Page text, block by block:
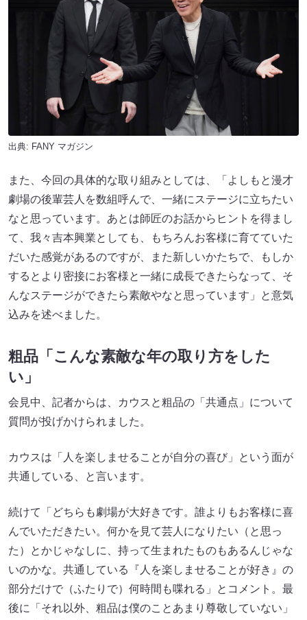
出典: FANY マガジン
また、今回の具体的な取り組みとしては、「よしもと漫才
劇場の後輩芸人を数組呼んで、一緒にステージに立ちたい
なと思っています。あとは師匠のお話からヒントを得まし
て、我々吉本興業としても、もちろんお客様に育てていた
だいた感覚があるのですが、また新しいかたちで、もしか
するとより密接にお客様と一緒に成長できたらなって、そ
んなステージができたら素敵やなと思っています」と意気
込みを述べました。
粗品「こんな素敵な年の取り方をした
い」
会見中、記者からは、カウスと粗品の「共通点」について
質問が投げかけられました。
カウスは「人を楽しませることが自分の喜び」という面が
共通している、と言います。
続けて「どちらも劇場が大好きです。誰よりもお客様に喜
んでいただきたい。何かを見て芸人になりたい（と思っ
た）とかじゃなしに、持って生まれたものもあるんじゃな
いのかな。共通している『人を楽しませることが好き』の
部分だけで（ふたりで）何時間も喋れる」とコメント。最
後に「それ以外、粗品は僕のことあまり尊敬していない」